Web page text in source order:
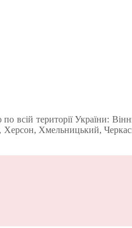
всій території України:
Хмельницький,